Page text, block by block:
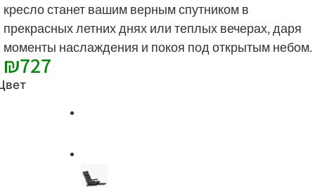
кресло станет вашим верным спутником в
прекрасных летних днях или теплых вечерах, даря
моменты наслаждения и покоя под открытым небом.
₪727